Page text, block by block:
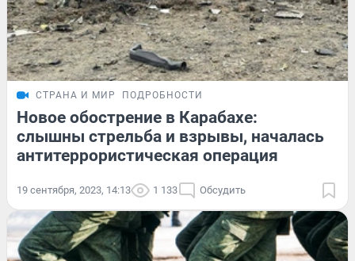
СТРАНА И МИР ПОДРОБНОСТИ
Новое обострение в Карабахе:
слышны стрельба и взрывы, началась
антитеррористическая операция
19 сентября, 2023, 14:13 1 133 Обсудить